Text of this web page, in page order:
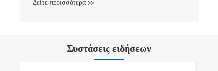
Δείτε περισσότερα >>
Συστάσεις ειδήσεων